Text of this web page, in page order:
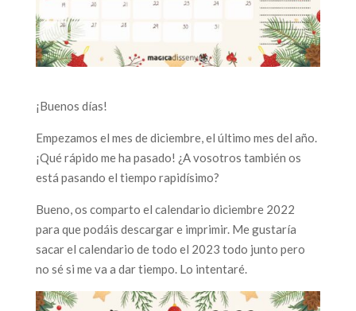
¡Buenos días!
Empezamos el mes de diciembre, el último mes del año.
¡Qué rápido me ha pasado! ¿A vosotros también os
está pasando el tiempo rapidísimo?
Bueno, os comparto el calendario diciembre 2022
para que podáis descargar e imprimir. Me gustaría
sacar el calendario de todo el 2023 todo junto pero
no sé si me va a dar tiempo. Lo intentaré.